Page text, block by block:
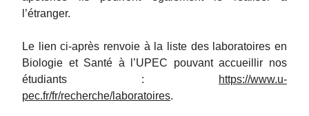
l’étranger.
Le lien ci-après renvoie à la liste des laboratoires en
Biologie et Santé à l’UPEC pouvant accueillir nos
étudiants :
https://www.u-
pec.fr/fr/recherche/laboratoires.